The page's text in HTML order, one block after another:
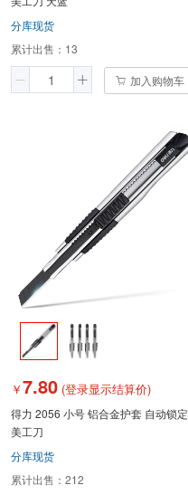
分库现货
累计出售： 13
加入购物车
￥7.80 (登录显示结算价)
得力 2056 小号 铝合金护套 自动锁定
美工刀
分库现货
累计出售： 212